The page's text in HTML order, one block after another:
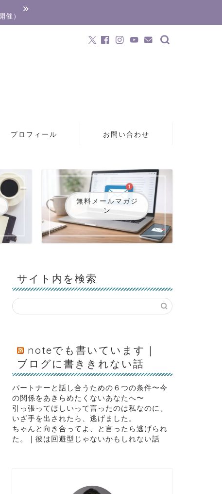
催）
プロフィール お問い合わせ
無料メールマガジ
ン
サイト内を検索
noteでも書いています｜
ブログに書ききれない話
パートナーと話し合うための６つの条件〜今
の関係をあきらめたくないあなたへ〜
引っ張ってほしいって言ったのは私なのに、
いざ手を出されたら、逃げました。
ちゃんと向き合ってよ、と言ったら逃げられ
た。｜彼は回避型じゃないかもしれない話